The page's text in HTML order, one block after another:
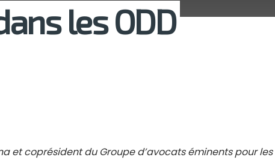
les ODD
et coprésident du Groupe d’avocats éminents pour les